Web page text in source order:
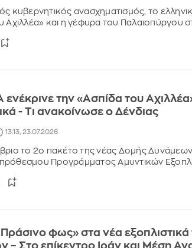
κυβερνητικός ανασχηματισμός, το
Αχιλλέα» και η γέφυρα του Παλαιοπύργου
την «Ασπίδα του
- Τι ανακοίνωσε ο Δένδιας
13:13, 23.07.2026
το 2ο πακέτο της νέας Δομής Δυνάμεων -
Προγράμματος Αμυντικών
φως» στα νέα
– Στο επίκεντρο Ιράν και Μέση